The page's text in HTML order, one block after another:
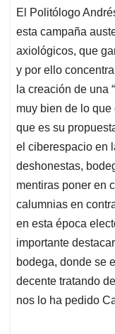
El Politólogo
esta campaña
axiológicos, que
y por ello
la creación de una
muy bien de lo
que es su
el ciberespacio en
deshonestas,
mentiras poner en
calumnias en
en esta época
importante
bodega, donde se
decente tratando
nos lo ha pedido